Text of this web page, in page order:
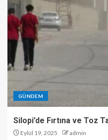
GÜNDEM
Silopi’de Fırtına ve Toz
Eylül 19, 2025 admin